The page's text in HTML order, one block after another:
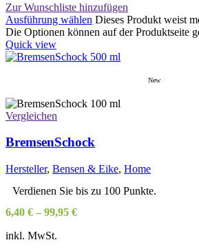
Zur Wunschliste hinzufügen
Ausführung wählen Dieses Produkt weist
Die Optionen können auf der Produktseite
Quick view
New
Vergleichen
BremsenSchock
Hersteller, Bensen & Eike, Home
Verdienen Sie bis zu 100 Punkte.
6,40 € – 99,95 €
inkl. MwSt.